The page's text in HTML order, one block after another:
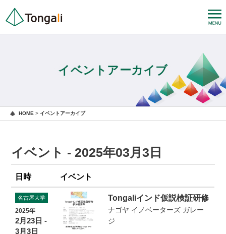
イベントアーカイブ
HOME > イベントアーカイブ
イベント - 2025年03月3日
日時 イベント
名古屋大学
2025年
2月23日 -
3月3日
Tongaliインド仮説検証研修
ナゴヤ イノベーターズ ガレー
ジ